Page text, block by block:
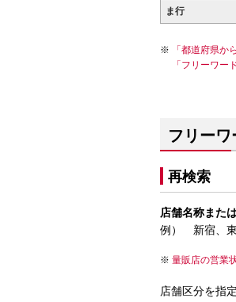
ま行
「都道府県
「フリーワー
フリー
再検索
店舗名称また
例） 新宿、
量販店の営業
店舗区分を指定